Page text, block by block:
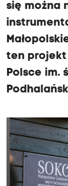
się można
ten projekt
Polsce im.